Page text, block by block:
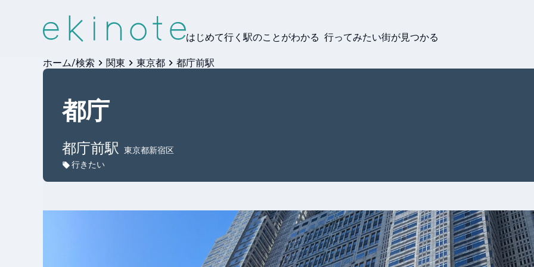
はじめて行く駅のことがわかる 行ってみたい街が見つかる
ホーム/検索 関東 東京都 都庁前駅
都庁
都庁前駅
東京都新宿区
行きたい